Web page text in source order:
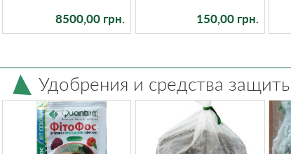
8500,00 грн. 150,00 грн.
Удобрения и средства